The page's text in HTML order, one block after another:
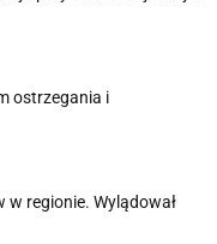
ostrzegania i
w regionie. Wylądował